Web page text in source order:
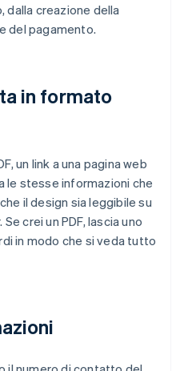
dalla creazione della
del pagamento.
in formato
un link a una pagina web
le stesse informazioni che
il design sia leggibile su
crei un PDF, lascia uno
in modo che si veda tutto